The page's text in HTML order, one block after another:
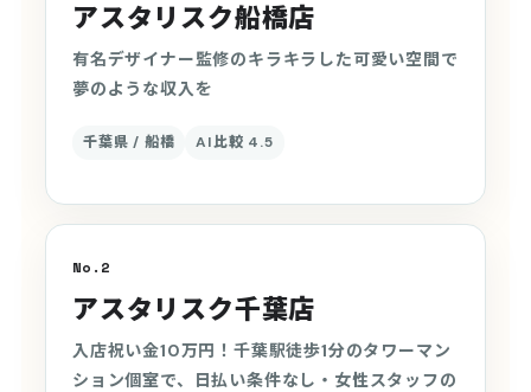
アスタリスク船橋店
有名デザイナー監修のキラキラした可愛い空間で
夢のような収入を
千葉県 / 船橋 AI比較 4.5
No.2
アスタリスク千葉店
入店祝い金10万円！千葉駅徒歩1分のタワーマン
ション個室で、日払い条件なし・女性スタッフの